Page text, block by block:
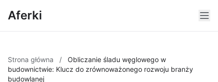
Aferki
Strona główna /
Obliczanie śladu węglowego w
budownictwie: Klucz do zrównoważonego rozwoju branży
budowlanej